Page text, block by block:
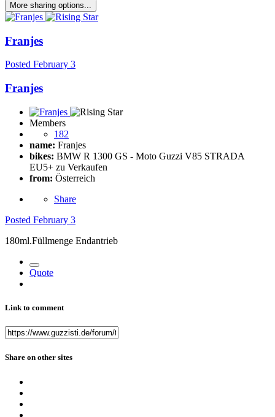
More sharing options...
Franjes
Posted February 3
Franjes
Members
182
name: Franjes
bikes: BMW R 1300 GS - Moto Guzzi V85 STRADA
EU5+ zu Verkaufen
from: Österreich
Share
Posted February 3
180ml.Füllmenge Endantrieb
Quote
Link to comment
Share on other sites